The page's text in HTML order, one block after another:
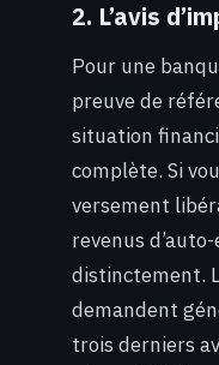
2. L’avis
Pour une
preuve de
situation
complète. Si
versement
revenus
distinctement.
demandent
trois derniers